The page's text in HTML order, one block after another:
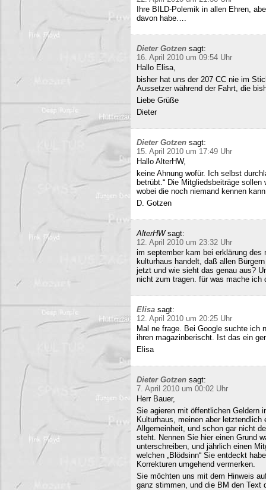
Ihre BILD-Polemik in allen Ehren,
davon habe….
Dieter Gotzen sagt:
16. April 2010 um 09:54 Uhr
Hallo Elisa,
bisher hat uns der 207 CC nie im
Aussetzer während der Fahrt, die
Liebe Grüße
Dieter
Dieter Gotzen sagt:
15. April 2010 um 17:49 Uhr
Hallo AlterHW,
keine Ahnung wofür. Ich selbst
betrübt.“ Die Mitgliedsbeiträge
wobei die noch niemand kennen
D. Gotzen
AlterHW sagt:
12. April 2010 um 23:32 Uhr
im september kam bei erklärung
kulturhaus handelt, daß allen
jetzt und wie sieht das genau aus?
nicht zum tragen. für was mache ich
Elisa sagt:
12. April 2010 um 20:25 Uhr
Mal ne frage. Bei Google suchte ich
ihren magazinberischt. Ist das ein
Elisa
Dieter Gotzen sagt:
7. April 2010 um 00:02 Uhr
Herr Bauer,
Sie agieren mit öffentlichen Geldern
Kulturhaus, meinen aber
Allgemeinheit, und schon gar nicht
steht. Nennen Sie hier einen Grund
unterschreiben, und jährlich einen
welchen „Blödsinn“ Sie entdeckt
Korrekturen umgehend vermerken.
Sie möchten uns mit dem Hinweis
ganz stimmen, und die BM den Text